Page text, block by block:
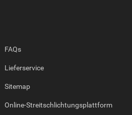
FAQs
Lieferservice
Sitemap
Online-Streitschlichtungsplattform